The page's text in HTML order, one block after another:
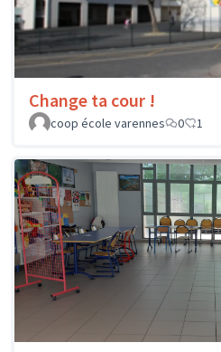
Change ta cour !
coop école varennes
0 1